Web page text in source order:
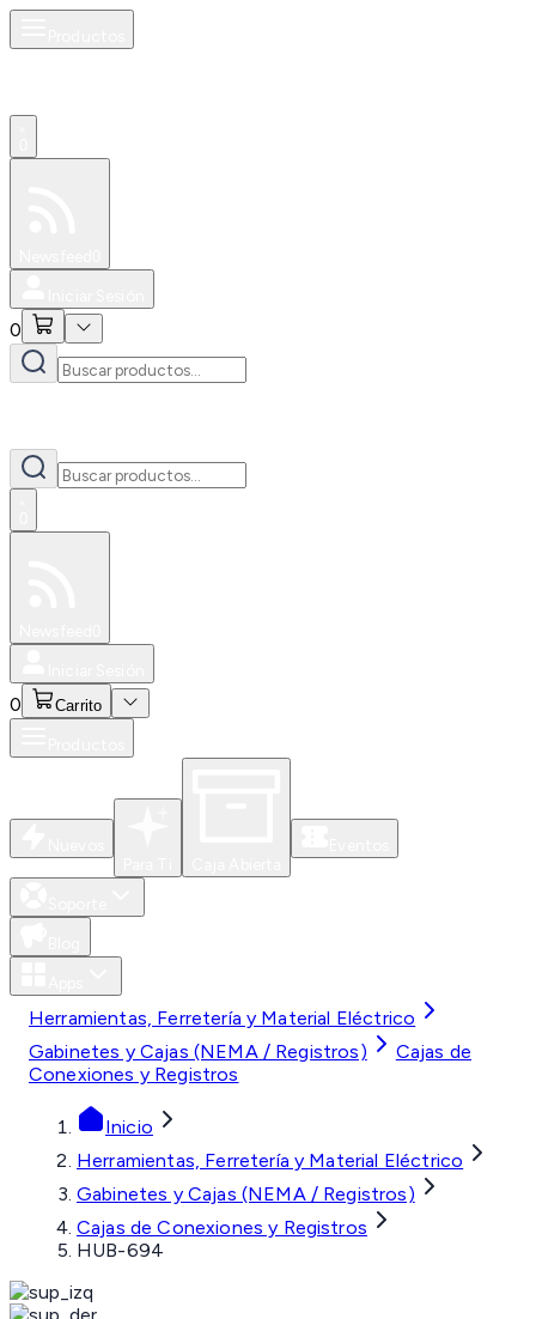
0
0 Carrito
Herramientas, Ferretería y Material Eléctrico
Gabinetes y Cajas (NEMA / Registros)
Cajas de
Conexiones y Registros
Inicio
Herramientas, Ferretería y Material Eléctrico
Gabinetes y Cajas (NEMA / Registros)
Cajas de Conexiones y Registros
HUB-694